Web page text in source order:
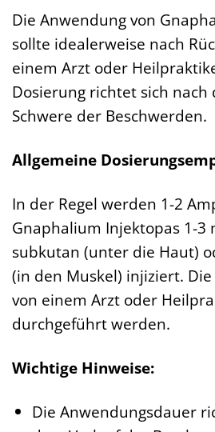
Die Anwendung von
sollte idealerweise nach
einem Arzt oder
Dosierung richtet sich nach
Schwere der Beschwerden.
Allgemeine
In der Regel werden 1-2
Gnaphalium Injektopas 1-3
subkutan (unter die Haut)
(in den Muskel) injiziert.
von einem Arzt oder
durchgeführt werden.
Wichtige Hinweise:
Die Anwendungsdauer